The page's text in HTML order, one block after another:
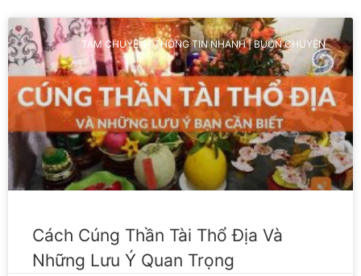
TÁM CHUYỆN | THÔNG TIN NHANH | BUÔN CHUYỆN
Cách Cúng Thần Tài Thổ Địa Và
Những Lưu Ý Quan Trọng